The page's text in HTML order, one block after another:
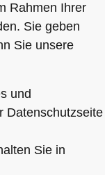
Rahmen Ihrer
Sie geben
Sie unsere
und
Datenschutzseite
Sie in